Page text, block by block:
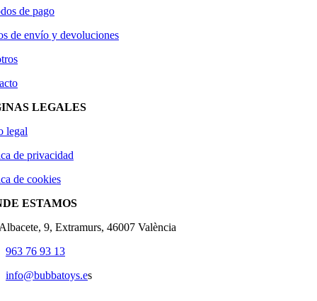
de pago
de envío y devoluciones
LEGALES
legal
de privacidad
de cookies
ESTAMOS
9, Extramurs, 46007 València
963 76 93 13
info@bubbatoys.es